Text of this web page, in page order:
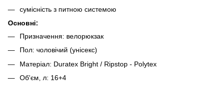
сумісність з питною системою
Основні:
Призначення: велорюкзак
Пол: чоловічий (унісекс)
Матеріал: Duratex Bright / Ripstop - Polytex
Об'єм, л: 16+4